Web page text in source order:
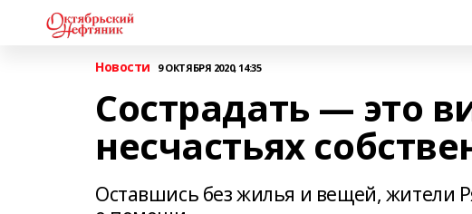
Новости 9 ОКТЯБРЯ 2020, 14:35
Сострадать — это
несчастьях
Оставшись без жилья и вещей, жители